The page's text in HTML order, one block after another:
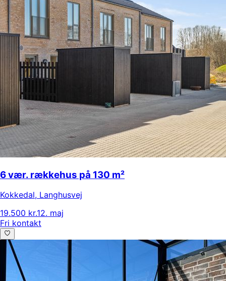
6 vær. rækkehus på 130 m²
Kokkedal, Langhusvej
19.500 kr.12. maj
Fri kontakt